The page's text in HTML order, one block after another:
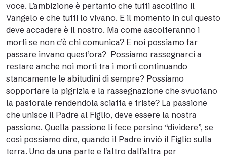
voce. L’ambizione è pertanto che tutti ascoltino il
Vangelo e che tutti lo vivano. E il momento in cui questo
deve accadere è il nostro. Ma come ascolteranno i
morti se non c’è chi comunica? E noi possiamo far
passare invano quest’ora? Possiamo rassegnarci a
restare anche noi morti tra i morti continuando
stancamente le abitudini di sempre? Possiamo
sopportare la pigrizia e la rassegnazione che svuotano
la pastorale rendendola sciatta e triste? La passione
che unisce il Padre al Figlio, deve essere la nostra
passione. Quella passione li fece persino “dividere”, se
così possiamo dire, quando il Padre inviò il Figlio sulla
terra. Uno da una parte e l’altro dall’altra per